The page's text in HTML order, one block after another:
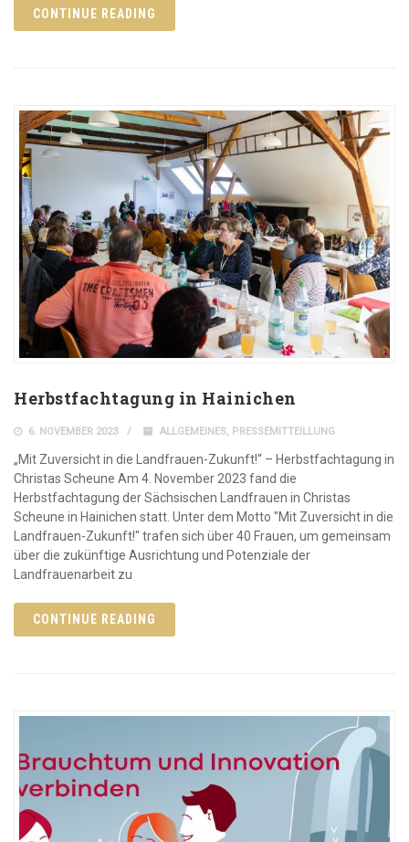
CONTINUE READING
Herbstfachtagung in Hainichen
6. NOVEMBER 2023 ALLGEMEINES, PRESSEMITTEILLUNG
„Mit Zuversicht in die Landfrauen-Zukunft!“ – Herbstfachtagung in
Christas Scheune Am 4. November 2023 fand die
Herbstfachtagung der Sächsischen Landfrauen in Christas
Scheune in Hainichen statt. Unter dem Motto "Mit Zuversicht in die
Landfrauen-Zukunft!" trafen sich über 40 Frauen, um gemeinsam
über die zukünftige Ausrichtung und Potenziale der
Landfrauenarbeit zu
CONTINUE READING